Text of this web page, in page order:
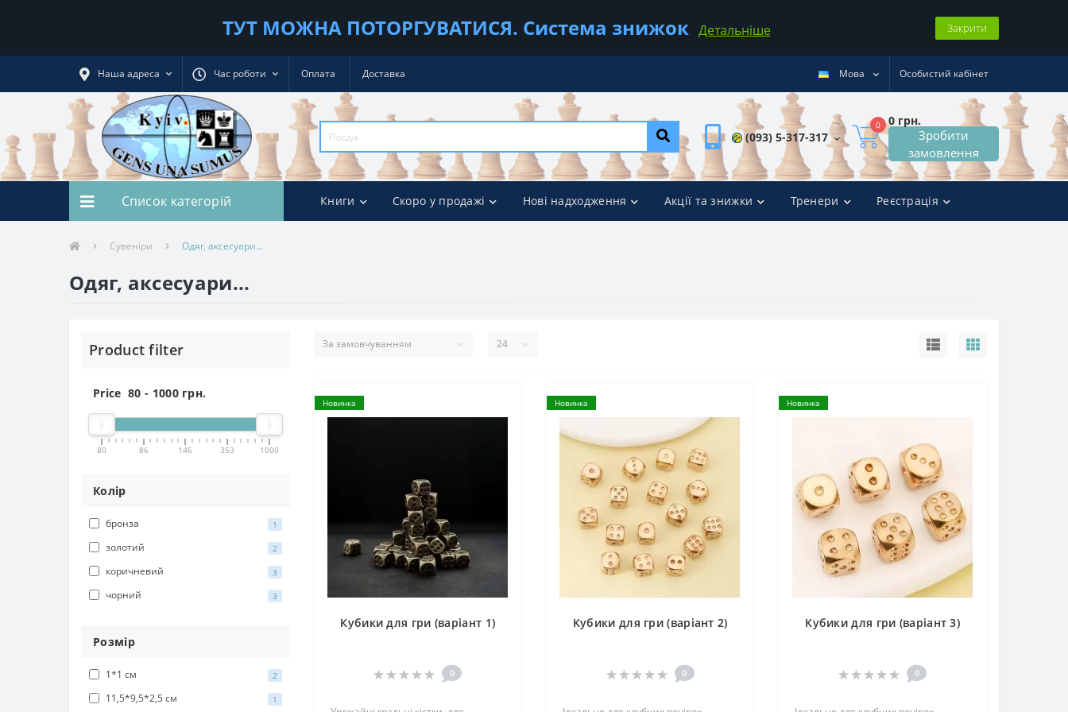
ТУТ МОЖНА ПОТОРГУВАТИСЯ. Система знижок Детальніше Закрити
Наша адреса Час роботи Оплата Доставка Мова Особистий кабінет
(093) 5-317-317
0 0 грн.
Зробити
замовлення
Список категорій Книги Скоро у продажі Нові надходження Акції та знижки Тренери Реєстрація
Сувеніри Одяг, аксесуари...
Одяг, аксесуари...
Product filter
Price80 - 1000грн.
80 86 146 353 1000
Колір
бронза 1
золотий 2
коричневий 3
чорний 3
Розмір
1*1 см 2
11,5*9,5*2,5 см 1
Новинка
Кубики для гри (варіант 1)
0
Новинка
Кубики для гри (варіант 2)
0
Новинка
Кубики для гри (варіант 3)
0